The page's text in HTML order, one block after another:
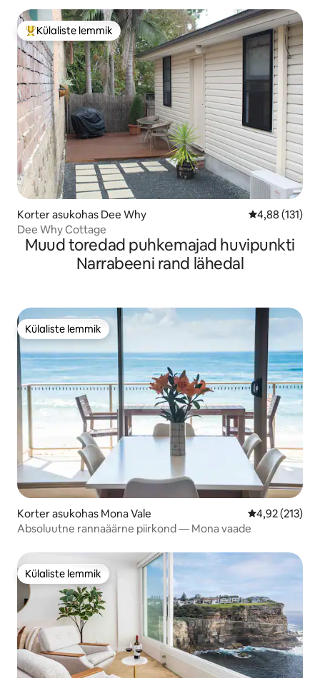
Külaliste suur lemmik
Külaliste lemmik
Korter asukohas Dee Why Keskmine
4,88 (131)
Dee Why Cottage
Muud toredad puhkemajad huvipunkti
Narrabeeni rand lähedal
Külaliste lemmik
Külaliste lemmik
Korter asukohas Mona Vale Keskmine
4,92 (213)
Absoluutne rannaäärne piirkond — Mona vaade
Külaliste lemmik
Külaliste lemmik